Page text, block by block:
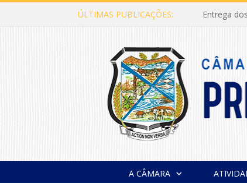
ÚLTIMAS PUBLICAÇÕES: Entrega
A CÂMARA